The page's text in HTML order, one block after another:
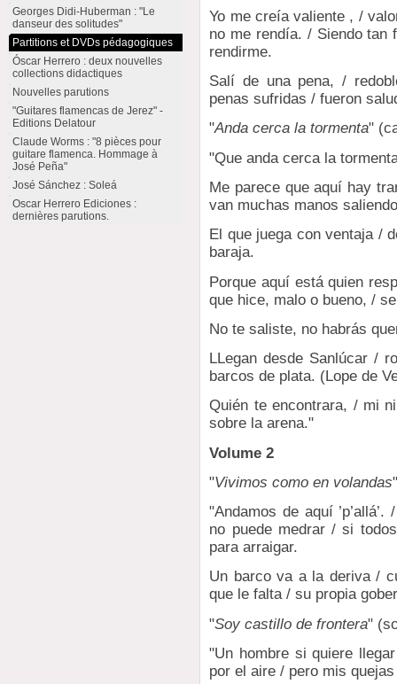
Yo me creía valiente , /
no me rendía. / Siendo tan
rendirme.
Salí de una pena, /
penas sufridas / fueron
"Anda cerca la tormenta"
"Que anda cerca la
Me parece que aquí hay
van muchas manos
El que juega con ventaja /
baraja.
Porque aquí está quien
que hice, malo o bueno, /
No te saliste, no habrás
LLegan desde Sanlúcar /
barcos de plata. (Lope de
Quién te encontrara, / mi
sobre la arena."
Volume 2
"Vivimos como en volandas
"Andamos de aquí
no puede medrar / si
para arraigar.
Un barco va a la deriva /
que le falta / su propia
"Soy castillo de frontera"
"Un hombre si quiere
por el aire / pero mis
Georges Didi-Huberman : "Le
danseur des solitudes"
Partitions et DVDs pédagogiques
Óscar Herrero : deux nouvelles
collections didactiques
Nouvelles parutions
"Guitares flamencas de Jerez" -
Editions Delatour
Claude Worms : "8 pièces pour
guitare flamenca. Hommage à
José Peña"
José Sánchez : Soleá
Oscar Herrero Ediciones :
dernières parutions.